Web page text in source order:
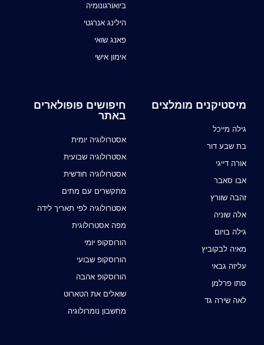
ביואורגונומיה
הילינג אנרגטי
פאנג שואי
אימון אישי
מיסטיקנים מומלצים
גילה מייכל
בת שבע דור
אורה דייגי
אבו סאבר
זהבה שוורץ
אלה שוניה
גילה בויום
מאיה לבקוביץ
עליזה גבאי
סתו פרלמן
לאה שירה גד
חיפושים פופולארים
באתר
אסטרולוגיה יומית
אסטרולוגיה שבועית
אסטרולוגיה חודשית
מתקשרים עם מתים
אסטרולוגיה לפי תאריך לידה
מפה אסטרולוגית
הורוסקופ יומי
הורוסקופ שבועי
הורוסקופ אהבה
שואלים את הטארוט
מחשבון נומרולוגיה